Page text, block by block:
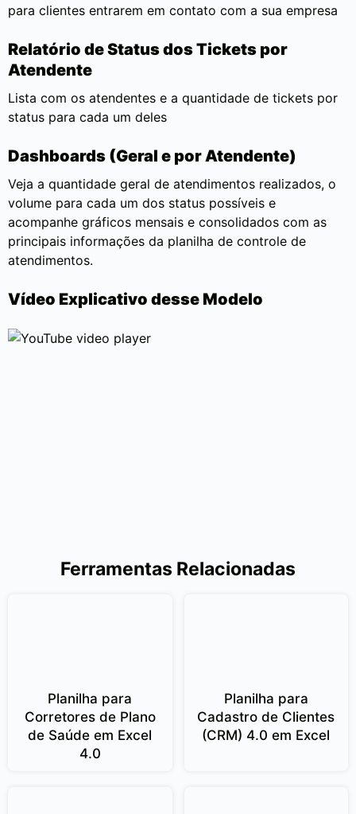
para clientes entrarem em contato com a sua empresa
Relatório de Status dos Tickets por
Atendente
Lista com os atendentes e a quantidade de tickets por
status para cada um deles
Dashboards (Geral e por Atendente)
Veja a quantidade geral de atendimentos realizados, o
volume para cada um dos status possíveis e
acompanhe gráficos mensais e consolidados com as
principais informações da planilha de controle de
atendimentos.
Vídeo Explicativo desse Modelo
Ferramentas Relacionadas
Planilha para
Corretores de Plano
de Saúde em Excel
4.0
Planilha para
Cadastro de Clientes
(CRM) 4.0 em Excel